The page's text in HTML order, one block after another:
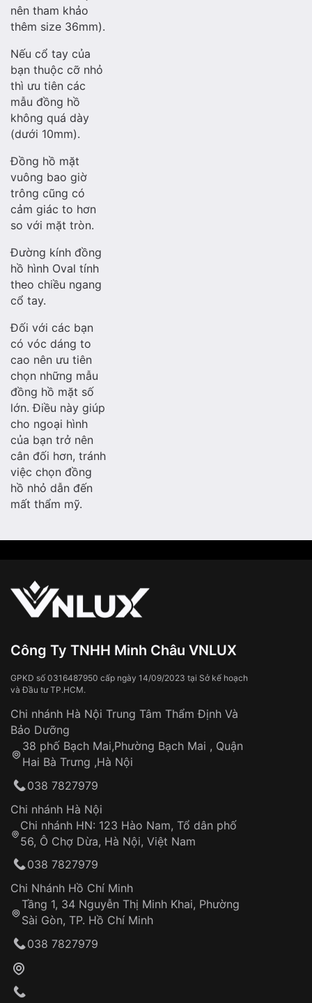
nên tham khảo
thêm size 36mm).
Nếu cổ tay của
bạn thuộc cỡ nhỏ
thì ưu tiên các
mẫu đồng hồ
không quá dày
(dưới 10mm).
Đồng hồ mặt
vuông bao giờ
trông cũng có
cảm giác to hơn
so với mặt tròn.
Đường kính đồng
hồ hình Oval tính
theo chiều ngang
cổ tay.
Đối với các bạn
có vóc dáng to
cao nên ưu tiên
chọn những mẫu
đồng hồ mặt số
lớn. Điều này giúp
cho ngoại hình
của bạn trở nên
cân đối hơn, tránh
việc chọn đồng
hồ nhỏ dẫn đến
mất thẩm mỹ.
Công Ty TNHH Minh Châu VNLUX
GPKD số 0316487950 cấp ngày 14/09/2023 tại Sở kế hoạch
và Đầu tư TP.HCM.
Chi nhánh Hà Nội Trung Tâm Thẩm Định Và
Bảo Dưỡng
38 phố Bạch Mai,Phường Bạch Mai , Quận
Hai Bà Trưng ,Hà Nội
038 7827979
Chi nhánh Hà Nội
Chi nhánh HN: 123 Hào Nam, Tổ dân phố
56, Ô Chợ Dừa, Hà Nội, Việt Nam
038 7827979
Chi Nhánh Hồ Chí Minh
Tầng 1, 34 Nguyễn Thị Minh Khai, Phường
Sài Gòn, TP. Hồ Chí Minh
038 7827979